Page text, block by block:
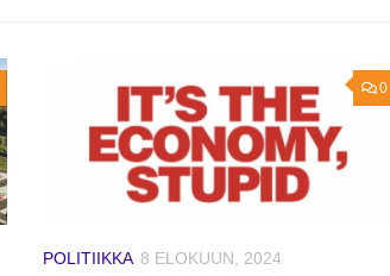
0
POLITIIKKA 8 ELOKUUN, 2024